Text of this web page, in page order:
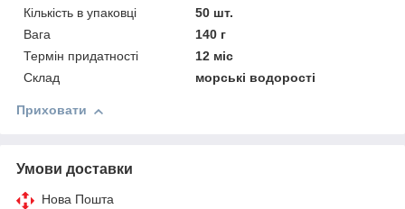
Кількість в упаковці
50 шт.
Вага
140 г
Термін придатності
12 міс
Склад
морські водорості
Приховати
Умови доставки
Нова Пошта